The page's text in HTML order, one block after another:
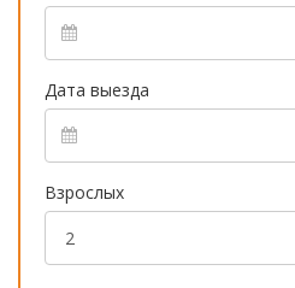
Дата выезда
Взрослых